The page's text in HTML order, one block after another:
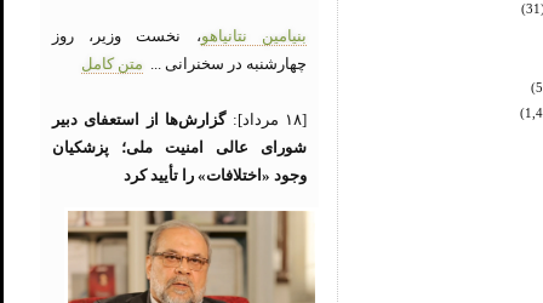
بنیامین نتانیاهو، نخست وزیر، روز
چهارشنبه در سخنرانی ... متن کامل
[۱۸ مرداد]:
گزارش‌ها از استعفای دبیر
شورای عالی امنیت ملی؛ پزشکیان
وجود «اختلافات» را تأیید کرد